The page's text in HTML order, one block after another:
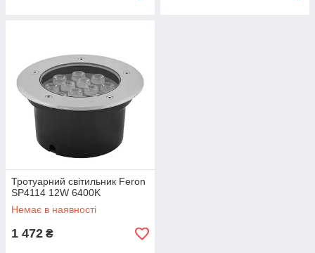
Тротуарний світильник Feron
SP4114 12W 6400K
Немає в наявності
1 472 ₴